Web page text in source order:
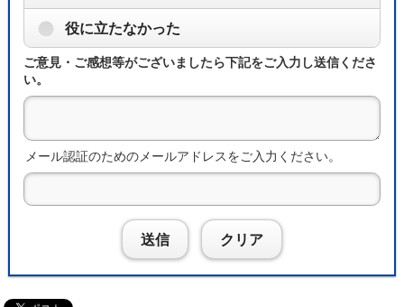
役に立たなかった
ご意見・ご感想等がございましたら下記をご入力し送信くださ
い。
メール認証のためのメールアドレスをご入力ください。
送信 クリア